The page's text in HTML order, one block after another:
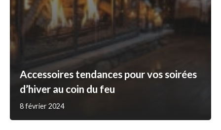
Accessoires tendances pour vos soirées
d’hiver au coin du feu
8 février 2024